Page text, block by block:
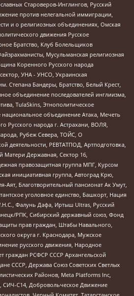
Староверов-Инглингов, Русский
против нелегальной иммиграции,
и о религиозных объединениях, Омская
движения Русское
Братство, Клуб Болельщиков
Мусульманская религиозная
Коренного Русского народа
УНА - УНСО, Украинская
Степана Бандеры, Братство, Белый Крест,
объединение последователей инглиизма,
TulaSkins, Этнополитическое
национальное объединение Атака, Мечеть
народа г. Астрахани, ВОЛЯ,
Рубеж Севера, ТОЙС, О
деятельности, РЕВТАТПОД, Артподготовка,
Державная, Сектор 16,
правозащитная группа МПГ, Курсом
инициативная группа, Автоград Крю,
Аят, Благотворительный пансионат Ак Умут,
уголовное единство, Башкорт, Нация
Фалунь Дафа, Иртыш Ultras, Русский
РПК, Сибирский державный союз, Фонд
прав граждан, Штабы Навального,
округа г. Краснодара, Мужское
русского движения, Народное
граждан РСФСР СССР Архангельской
СССР, Держава Союз Советских Светлых
Районов, Meta Platforms Inc,
СИЧ-С14, Добровольческое Движение